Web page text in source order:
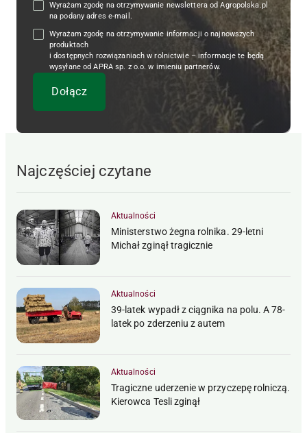
Wyrażam zgodę na otrzymywanie newslettera od Agropolska.pl
na podany adres e-mail.
Wyrażam zgodę na otrzymywanie informacji o najnowszych
produktach
i dostępnych rozwiązaniach w rolnictwie – informacje te będą
wysyłane od APRA sp. z o.o. w imieniu partnerów.
Najczęściej czytane
Aktualności
Ministerstwo żegna rolnika. 29-letni
Michał zginął tragicznie
Aktualności
39-latek wypadł z ciągnika na polu. A 78-
latek po zderzeniu z autem
Aktualności
Tragiczne uderzenie w przyczepę rolniczą.
Kierowca Tesli zginął